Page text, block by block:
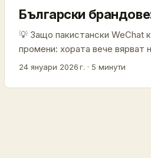
Български
💡 Защо пакистански WeChat
промени: хората вече вярват
influencer маркетинга,
брандове в България, които
24 януари 2026 г. · 5 минути